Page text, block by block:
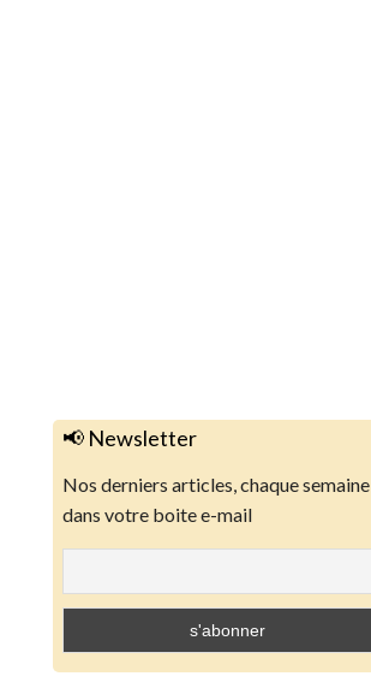
📢 Newsletter
Nos derniers articles, chaque semaine
dans votre boite e-mail